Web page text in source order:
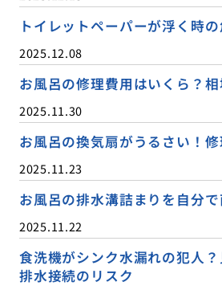
トイレットペーパーが浮く時
2025.12.08
お風呂の修理費用はいくら？
2025.11.30
お風呂の換気扇がうるさい！
2025.11.23
お風呂の排水溝詰まりを自分
2025.11.22
食洗機がシンク水漏れの犯人
排水接続のリスク